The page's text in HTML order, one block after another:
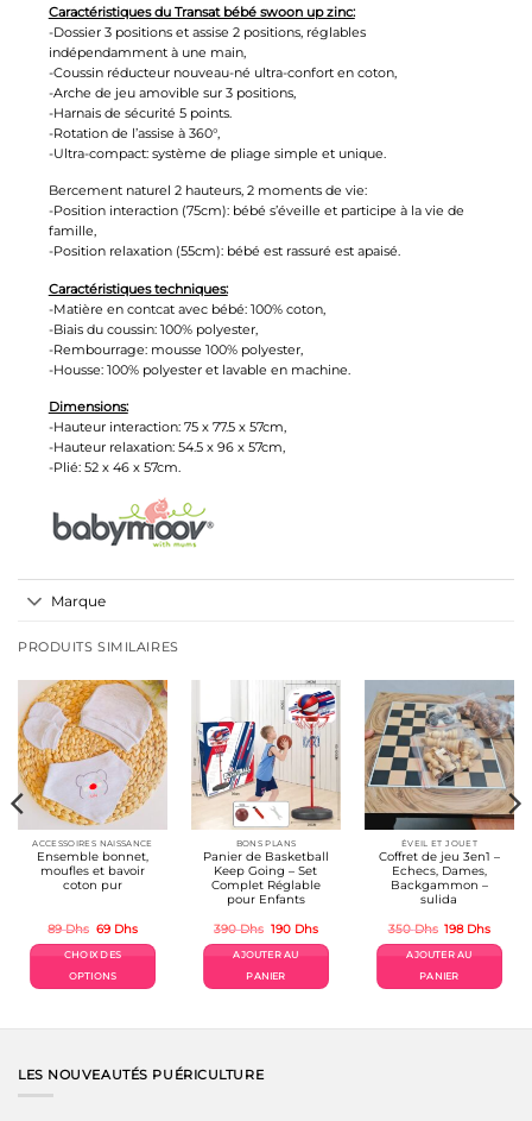
Caractéristiques du Transat bébé swoon up zinc:
-Dossier 3 positions et assise 2 positions, réglables
indépendamment à une main,
-Coussin réducteur nouveau-né ultra-confort en coton,
-Arche de jeu amovible sur 3 positions,
-Harnais de sécurité 5 points.
-Rotation de l’assise à 360°,
-Ultra-compact: système de pliage simple et unique.
Bercement naturel 2 hauteurs, 2 moments de vie:
-Position interaction (75cm): bébé s’éveille et participe à la vie de
famille,
-Position relaxation (55cm): bébé est rassuré est apaisé.
Caractéristiques techniques:
-Matière en contcat avec bébé: 100% coton,
-Biais du coussin: 100% polyester,
-Rembourrage: mousse 100% polyester,
-Housse: 100% polyester et lavable en machine.
Dimensions:
-Hauteur interaction: 75 x 77.5 x 57cm,
-Hauteur relaxation: 54.5 x 96 x 57cm,
-Plié: 52 x 46 x 57cm.
Marque
PRODUITS SIMILAIRES
ACCESSOIRES NAISSANCE
Ensemble bonnet,
moufles et bavoir
coton pur
89Dhs Le
initial
était :
89 Dhs.
69 DhsLe
actuel
CHOIX DES
OPTIONS
a
variations.
BONS PLANS
Panier de Basketball
Keep Going – Set
Complet Réglable
pour Enfants
390Dhs Le
initial
était :
390 Dhs.
190 DhsLe
actuel
AJOUTER AU
PANIER
ÉVEIL ET JOUET
Coffret de jeu 3en1 –
Echecs, Dames,
Backgammon –
sulida
350Dhs Le
initial
était :
350 Dhs.
198 DhsLe
actuel
AJOUTER AU
PANIER
LES NOUVEAUTÉS PUÉRICULTURE